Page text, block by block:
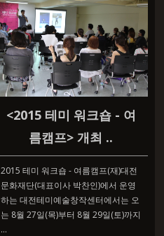
<2015 테미 워크숍 - 여
름캠프> 개최 ..
2015 테미 워크숍 - 여름캠프(재)대전
문화재단(대표이사 박찬인)에서 운영
하는 대전테미예술창작센터에서는 오
는 8월 27일(목)부터 8월 29일(토)까지
...